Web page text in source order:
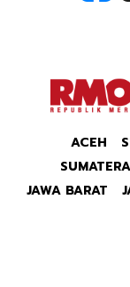
ACEH
JAWA BARAT